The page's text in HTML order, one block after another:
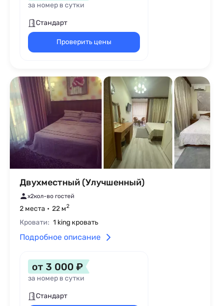
за номер в сутки
Стандарт
Проверить цены
Двухместный (Улучшенный)
x2кол-во гостей
2 места 22 м2
Кровати: 1 king кровать
Подробное описание
от 3 000 ₽
за номер в сутки
Стандарт